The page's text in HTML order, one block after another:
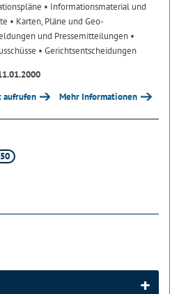
• Informationsmaterial und
• Karten, Pläne und Geo-
und Pressemitteilungen •
• Gerichtsentscheidungen
aufrufen Mehr Informationen
50